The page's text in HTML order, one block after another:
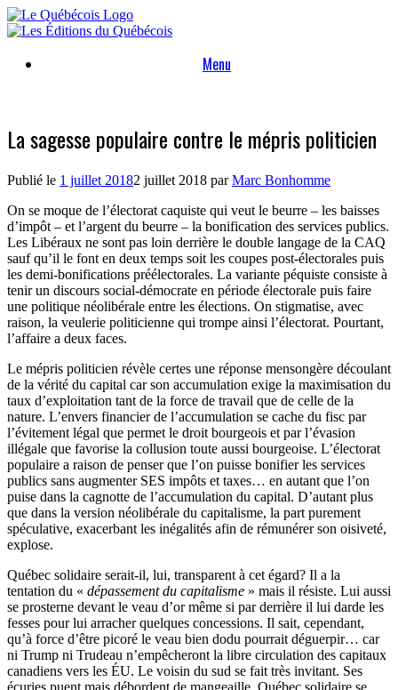
Skip
to
Menu
La sagesse populaire contre le mépris politicien
Publié le 1 juillet 20182 juillet 2018 parMarc Bonhomme
On se moque de l’électorat caquiste qui veut le beurre – les baisses
d’impôt – et l’argent du beurre – la bonification des services publics.
Les Libéraux ne sont pas loin derrière le double langage de la CAQ
sauf qu’il le font en deux temps soit les coupes post-électorales puis
les demi-bonifications préélectorales. La variante péquiste consiste à
tenir un discours social-démocrate en période électorale puis faire
une politique néolibérale entre les élections. On stigmatise, avec
raison, la veulerie politicienne qui trompe ainsi l’électorat. Pourtant,
l’affaire a deux faces.
Le mépris politicien révèle certes une réponse mensongère découlant
de la vérité du capital car son accumulation exige la maximisation du
taux d’exploitation tant de la force de travail que de celle de la
nature. L’envers financier de l’accumulation se cache du fisc par
l’évitement légal que permet le droit bourgeois et par l’évasion
illégale que favorise la collusion toute aussi bourgeoise. L’électorat
populaire a raison de penser que l’on puisse bonifier les services
publics sans augmenter SES impôts et taxes… en autant que l’on
puise dans la cagnotte de l’accumulation du capital. D’autant plus
que dans la version néolibérale du capitalisme, la part purement
spéculative, exacerbant les inégalités afin de rémunérer son oisiveté,
explose.
Québec solidaire serait-il, lui, transparent à cet égard? Il a la
tentation du « dépassement du capitalisme » mais il résiste. Lui aussi
se prosterne devant le veau d’or même si par derrière il lui darde les
fesses pour lui arracher quelques concessions. Il sait, cependant,
qu’à force d’être picoré le veau bien dodu pourrait déguerpir… car
ni Trump ni Trudeau n’empêcheront la libre circulation des capitaux
canadiens vers les ÉU. Le voisin du sud se fait très invitant. Ses
écuries puent mais débordent de mangeaille. Québec solidaire se